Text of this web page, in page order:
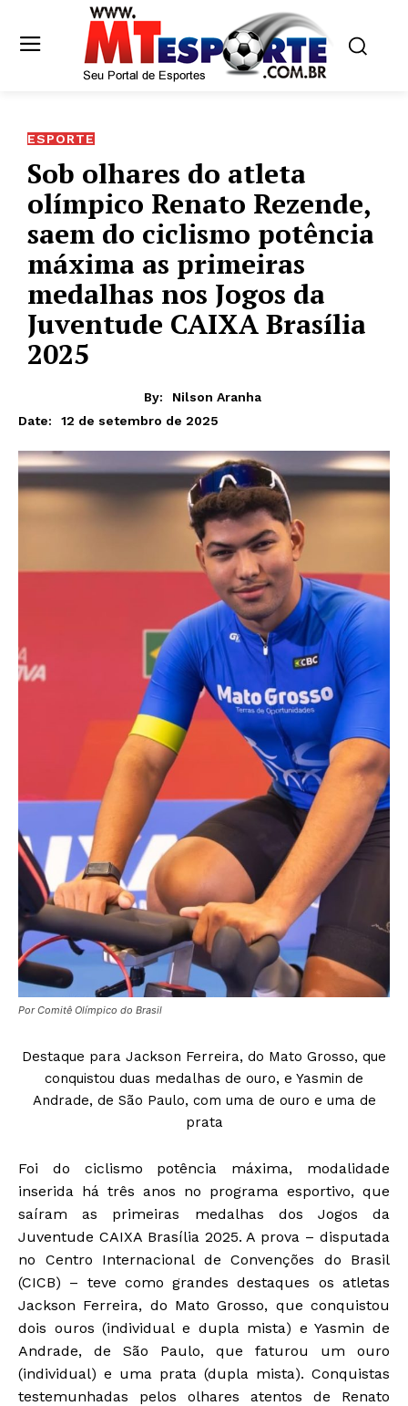
ESPORTE
Sob olhares do atleta
olímpico Renato Rezende,
saem do ciclismo potência
máxima as primeiras
medalhas nos Jogos da
Juventude CAIXA Brasília
2025
By:
Nilson Aranha
Date:
12 de setembro de 2025
Por Comitê Olímpico do Brasil
Destaque para Jackson Ferreira, do Mato Grosso, que
conquistou duas medalhas de ouro, e Yasmin de
Andrade, de São Paulo, com uma de ouro e uma de
prata
Foi do ciclismo potência máxima, modalidade
inserida há três anos no programa esportivo, que
saíram as primeiras medalhas dos Jogos da
Juventude CAIXA Brasília 2025. A prova – disputada
no Centro Internacional de Convenções do Brasil
(CICB) – teve como grandes destaques os atletas
Jackson Ferreira, do Mato Grosso, que conquistou
dois ouros (individual e dupla mista) e Yasmin de
Andrade, de São Paulo, que faturou um ouro
(individual) e uma prata (dupla mista). Conquistas
testemunhadas pelos olhares atentos de Renato